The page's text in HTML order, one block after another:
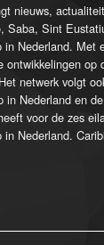
nieuws,
Saba, Sint
in Nederland. Met
ontwikkelingen op
netwerk volgt
in Nederland en
voor de zes
in Nederland.